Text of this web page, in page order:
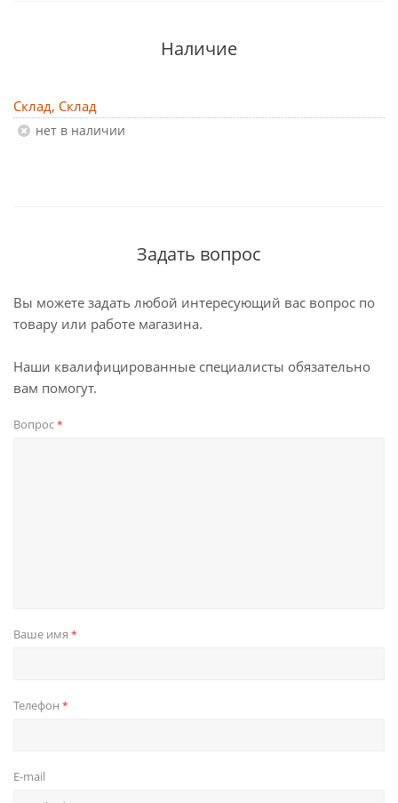
Наличие
Склад, Склад
Нет в наличии
Задать вопрос
Вы можете задать любой интересующий вас вопрос по
товару или работе магазина.
Наши квалифицированные специалисты обязательно
вам помогут.
Вопрос*
Ваше имя *
Телефон *
E-mail